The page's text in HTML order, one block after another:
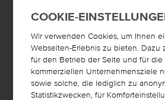
Mit unseren langjährigen Trainern
AUSBILDUNGSINHALTE
COOKIE-
Wir verwenden Cookies, um Ihnen
Webseiten-Erlebnis zu bieten. Dazu
für den Betrieb der Seite und für die
kommerziellen Unternehmensziele
sowie solche, die lediglich zu
Statistikzwecken, für